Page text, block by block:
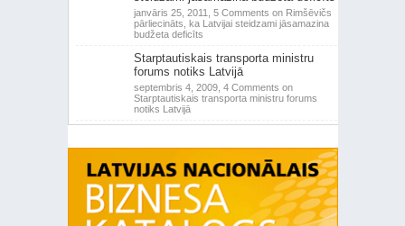
janvāris 25, 2011, 5 Comments on Rimšēvičs
pārliecināts, ka Latvijai steidzami jāsamazina
budžeta deficīts
Starptautiskais transporta ministru
forums notiks Latvijā
septembris 4, 2009, 4 Comments on
Starptautiskais transporta ministru forums
notiks Latvijā